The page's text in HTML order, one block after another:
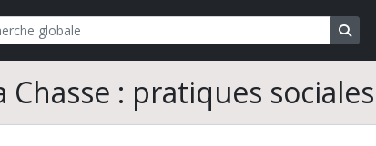
Chasse : pratiques